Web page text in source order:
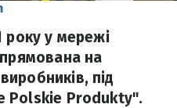
року у мережі
на
під
Polskie Produkty".